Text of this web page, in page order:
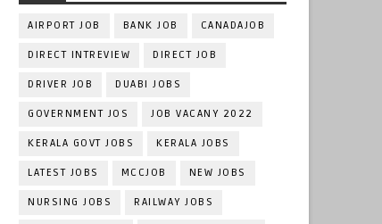
AIRPORT JOB BANK JOB CANADAJOB
DIRECT INTREVIEW DIRECT JOB
DRIVER JOB DUABI JOBS
GOVERNMENT JOS JOB VACANY 2022
KERALA GOVT JOBS KERALA JOBS
LATEST JOBS MCCJOB NEW JOBS
NURSING JOBS RAILWAY JOBS